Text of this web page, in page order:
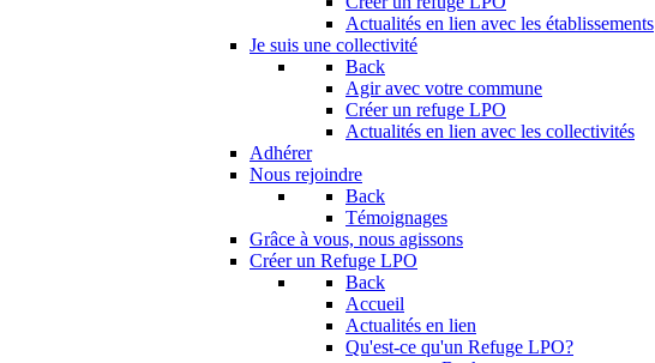
Actualités en lien avec les établissements
Je suis une collectivité
Back
Agir avec votre commune
Créer un refuge LPO
Actualités en lien avec les collectivités
Adhérer
Nous rejoindre
Back
Témoignages
Grâce à vous, nous agissons
Créer un Refuge LPO
Back
Accueil
Actualités en lien
Qu'est-ce qu'un Refuge LPO?